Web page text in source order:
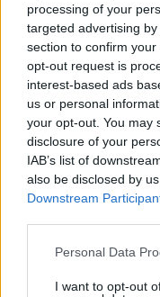
processing of your
targeted advertising
section to confirm
opt-out request is
interest-based ads
us or personal
your opt-out. You may
disclosure of your
IAB’s list of
also be disclosed by
Downstream
Please note that this
not limited to your visit
Personal Data
I want to opt-out